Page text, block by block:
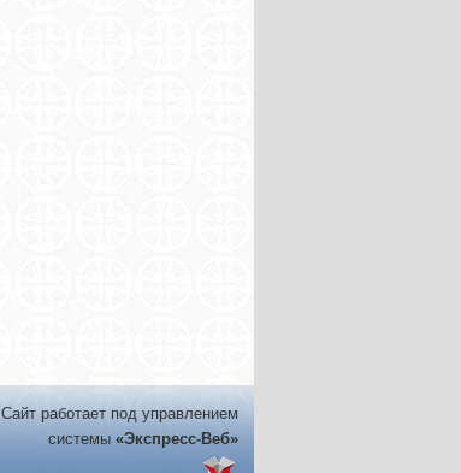
Сайт работает под управлением
системы «Экспресс-Веб»